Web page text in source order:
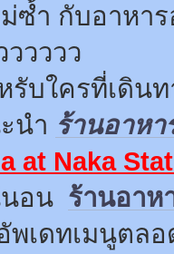
ซ้ำ กับอาหา
ววววว
รับใครที่เดิน
นำ ร้านอาห
at Naka
อน ร้านอาห
พเดทเมนูตล